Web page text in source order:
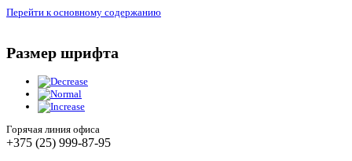
Перейти к основному содержанию
Размер шрифта
Горячая линия офиса
+375 (25) 999-87-95